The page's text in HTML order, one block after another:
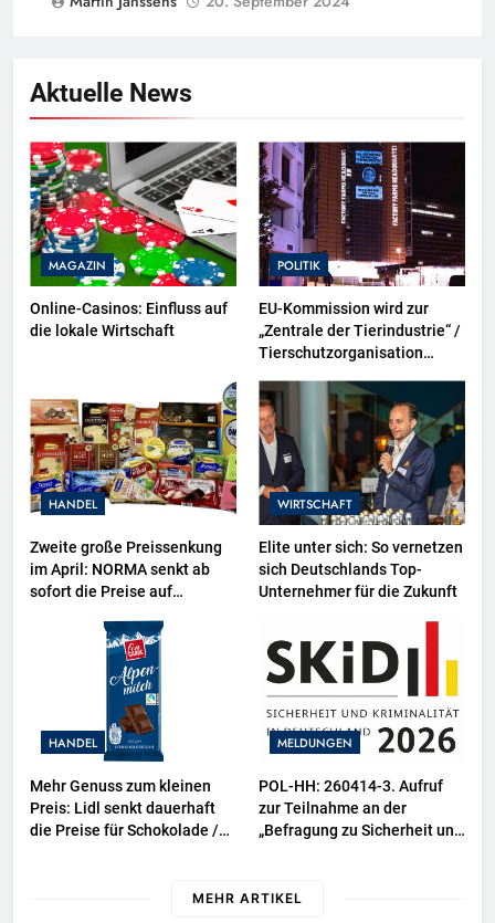
Aktuelle News
MAGAZIN
Online-Casinos: Einfluss auf
die lokale Wirtschaft
POLITIK
EU-Kommission wird zur
„Zentrale der Tierindustrie“ /
Tierschutzorganisation
Projektion in Brüssel die
Nähe der EU-Kommission zur
Tierindustrie an
HANDEL
Zweite große Preissenkung
im April: NORMA senkt ab
sofort die Preise auf
zu 16 Prozent / Mit
LECKERROM, CREMISEE,
EXCELSIOR süßer und
herzhafter Genuss
WIRTSCHAFT
Elite unter sich: So vernetzen
sich Deutschlands Top-
Unternehmer für die Zukunft
HANDEL
Mehr Genuss zum kleinen
Preis: Lidl senkt dauerhaft
die Preise für Schokolade /
MELDUNGEN
POL-HH: 260414-3. Aufruf
zur Teilnahme an der
„Befragung zu Sicherheit und
MEHR ARTIKEL